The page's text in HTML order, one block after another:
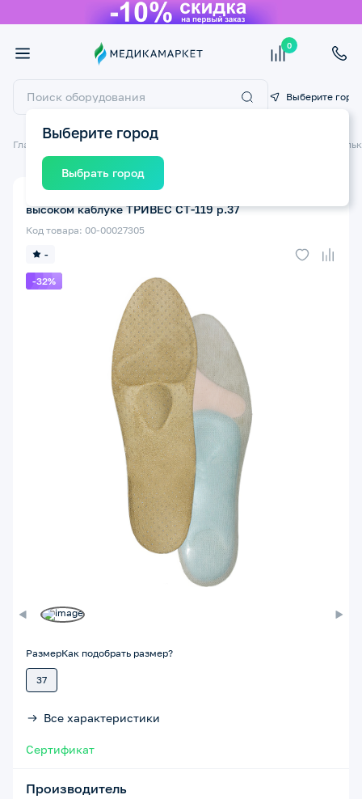
0
Выберите город
Выберите город
Выбрать город
Главная Ортопедические изделия
-32%
-
Код товара: 00-00027305
высоком каблуке ТРИВЕС СТ-119 р.37
РазмерКак подобрать размер?
37
Все характеристики
Сертификат
Производитель